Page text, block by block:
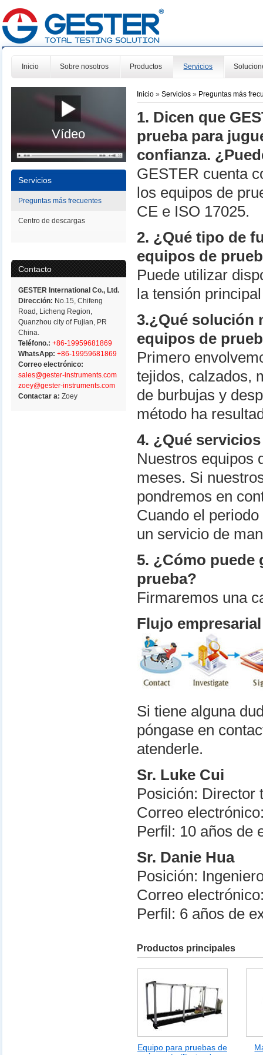
Inicio Sobre nosotros Productos Servicios
Vídeo
Servicios
Preguntas más frecuentes
Centro de descargas
Contacto
GESTER International Co., Ltd.
Dirección: No.15, Chifeng
Road, Licheng Region,
Quanzhou city of Fujian, PR
China.
Teléfono.: +86-19959681869
WhatsApp: +86-19959681869
Correo electrónico:
sales@gester-instruments.com
zoey@gester-instruments.com
Contactar a:Zoey
Inicio»Servicios » Preguntas más
1. Dicen que
prueba para
confianza.
GESTER cuenta
los equipos de
CE e ISO 17025.
2. ¿Qué tipo de
equipos de
Puede utilizar
la tensión
3.¿Qué solución
equipos de
Primero
tejidos, calzados,
de burbujas y
método ha
4. ¿Qué
Nuestros equipos
meses. Si
pondremos en
Cuando el
un servicio de
5. ¿Cómo puede
prueba?
Firmaremos una
Flujo empresarial
Si tiene alguna
póngase en
atenderle.
Sr. Luke Cui
Posición: Director
Correo
Perfil: 10 años de
Sr. Danie Hua
Posición:
Correo
Perfil: 6 años de
Productos principales
Equipo para pruebas de